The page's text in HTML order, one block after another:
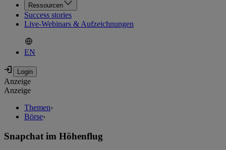
Ressourcen
Success stories
Live-Webinars & Aufzeichnungen
EN
Anzeige
Anzeige
Themen›
Börse›
Snapchat im Höhenflug